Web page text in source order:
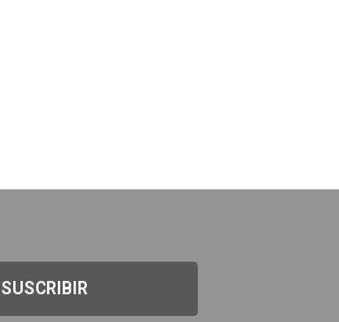
SUSCRIBIR